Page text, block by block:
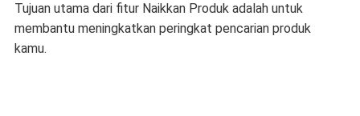
Tujuan utama dari fitur Naikkan Produk adalah untuk
membantu meningkatkan peringkat pencarian produk
kamu.